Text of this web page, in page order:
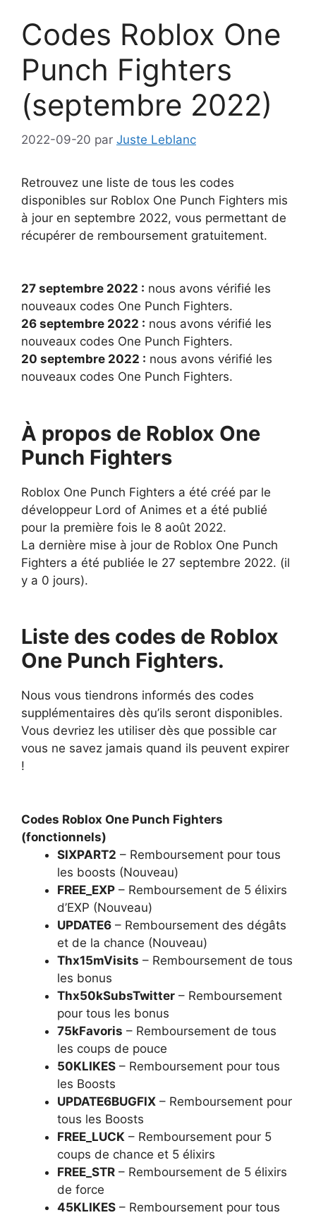
Codes Roblox One
Punch Fighters
(septembre 2022)
2022-09-20 par Juste Leblanc
Retrouvez une liste de tous les codes
disponibles sur Roblox One Punch Fighters mis
à jour en septembre 2022, vous permettant de
récupérer de remboursement gratuitement.
27 septembre 2022 : nous avons vérifié les
nouveaux codes One Punch Fighters.
26 septembre 2022 : nous avons vérifié les
nouveaux codes One Punch Fighters.
20 septembre 2022 : nous avons vérifié les
nouveaux codes One Punch Fighters.
À propos de Roblox One
Punch Fighters
Roblox One Punch Fighters a été créé par le
développeur Lord of Animes et a été publié
pour la première fois le 8 août 2022.
La dernière mise à jour de Roblox One Punch
Fighters a été publiée le 27 septembre 2022. (il
y a 0 jours).
Liste des codes de Roblox
One Punch Fighters.
Nous vous tiendrons informés des codes
supplémentaires dès qu’ils seront disponibles.
Vous devriez les utiliser dès que possible car
vous ne savez jamais quand ils peuvent expirer
!
Codes Roblox One Punch Fighters
(fonctionnels)
SIXPART2 – Remboursement pour tous
les boosts (Nouveau)
FREE_EXP – Remboursement de 5 élixirs
d’EXP (Nouveau)
UPDATE6 – Remboursement des dégâts
et de la chance (Nouveau)
Thx15mVisits – Remboursement de tous
les bonus
Thx50kSubsTwitter – Remboursement
pour tous les bonus
75kFavoris – Remboursement de tous
les coups de pouce
50KLIKES – Remboursement pour tous
les Boosts
UPDATE6BUGFIX – Remboursement pour
tous les Boosts
FREE_LUCK – Remboursement pour 5
coups de chance et 5 élixirs
FREE_STR – Remboursement de 5 élixirs
de force
45KLIKES – Remboursement pour tous